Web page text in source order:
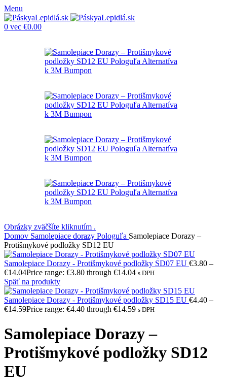
Menu
0 vec €0.00
Obrázky zväčšíte kliknutím .
Domov Samolepiace dorazy Pologuľa Samolepiace Dorazy –
Protišmykové podložky SD12 EU
Samolepiace Dorazy - Protišmykové podložky SD07 EU €3.80 –
€14.04Price range: €3.80 through €14.04 s DPH
Späť na produkty
Samolepiace Dorazy - Protišmykové podložky SD15 EU €4.40 –
€14.59Price range: €4.40 through €14.59 s DPH
Samolepiace Dorazy –
Protišmykové podložky SD12
EU